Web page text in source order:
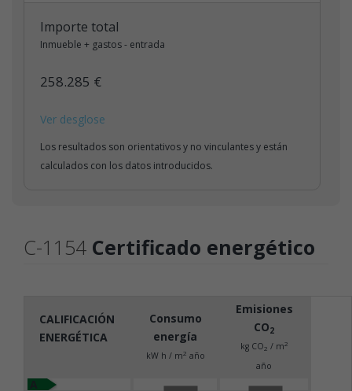
Importe total
Inmueble + gastos - entrada
258.285 €
Ver desglose
Los resultados son orientativos y no vinculantes y están
calculados con los datos introducidos.
C-1154 Certificado energético
CALIFICACIÓN
ENERGÉTICA
Consumo
energía
kW h / m2 año
Emisiones
CO2
kg CO2 / m2
año